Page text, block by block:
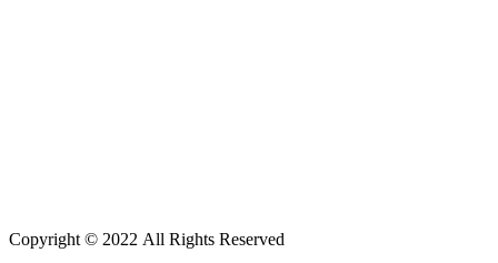
Copyright © 2022 All Rights Reserved